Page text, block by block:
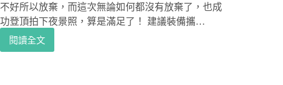
不好所以放棄，而這次無論如何都沒有放棄了，也成
功登頂拍下夜景照，算是滿足了！ 建議裝備攜…
閱讀全文
香